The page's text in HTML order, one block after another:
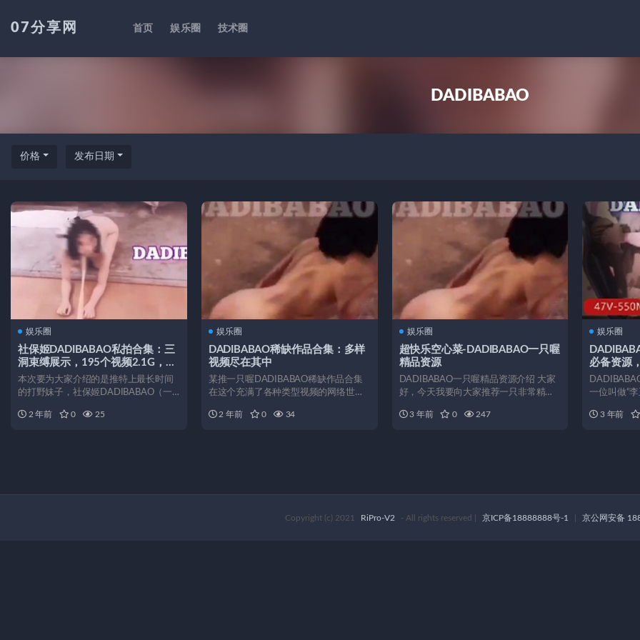
07分享网 首页 娱乐圈 技术圈
DADIBABAO
价格 发布日期
娱乐圈
社保姬DADIBABAO私拍合集：三
洞束缚展示，195个视频2.1G，打
野妹子的有趣内衣秀
本次要为大家介绍的是推特上最长时间
的打野妹子，社保姬DADIBABAO（一
2 年前
0 25
娱乐圈
DADIBABAO稀缺作品合集：多样
视频尽在其中
某推一只喔DADIBABAO稀缺作品合集
在这个充满了各种类型视频的网络世界
2 年前
0 34
娱乐圈
超快乐空心菜-DADIBABAO一只喔
精品资源
DADIBABAO一只喔精品资源介绍 大家
好，今天我要向大家推荐一只非常精品
3 年前
0 247
娱乐圈
必备资源
野，
一位叫做“
3 年前
Copyright (c) 2021 RiPro-V2 - All rights reserved 京ICP备18888888号-1 京公网安备